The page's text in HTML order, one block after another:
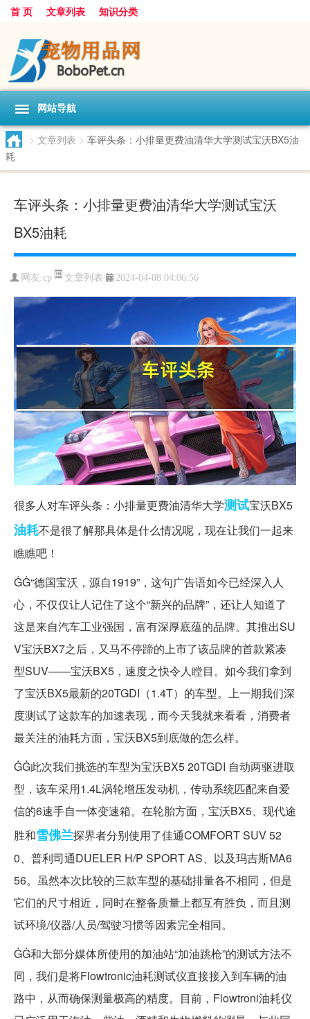
首 页 文章列表 知识分类
网站导航
> 文章列表 > 车评头条：小排量更费油清华大学测试宝沃BX5油
耗
车评头条：小排量更费油清华大学测试宝沃
BX5油耗
网友:cp 文章列表 2024-04-08 04:06:56
很多人对车评头条：小排量更费油清华大学测试宝沃BX5
油耗不是很了解那具体是什么情况呢，现在让我们一起来
瞧瞧吧！
ĠĠ“德国宝沃，源自1919”，这句广告语如今已经深入人
心，不仅仅让人记住了这个“新兴的品牌”，还让人知道了
这是来自汽车工业强国，富有深厚底蕴的品牌。其推出SU
V宝沃BX7之后，又马不停蹄的上市了该品牌的首款紧凑
型SUV——宝沃BX5，速度之快令人瞠目。如今我们拿到
了宝沃BX5最新的20TGDI（1.4T）的车型。上一期我们深
度测试了这款车的加速表现，而今天我就来看看，消费者
最关注的油耗方面，宝沃BX5到底做的怎么样。
ĠĠ此次我们挑选的车型为宝沃BX5 20TGDI 自动两驱进取
型，该车采用1.4L涡轮增压发动机，传动系统匹配来自爱
信的6速手自一体变速箱。在轮胎方面，宝沃BX5、现代途
胜和雪佛兰探界者分别使用了佳通COMFORT SUV 52
0、普利司通DUELER H/P SPORT AS、以及玛吉斯MA6
56。虽然本次比较的三款车型的基础排量各不相同，但是
它们的尺寸相近，同时在整备质量上都互有胜负，而且测
试环境/仪器/人员/驾驶习惯等因素完全相同。
ĠĠ和大部分媒体所使用的加油站“加油跳枪”的测试方法不
同，我们是将Flowtronic油耗测试仪直接接入到车辆的油
路中，从而确保测量极高的精度。目前，Flowtroni油耗仪